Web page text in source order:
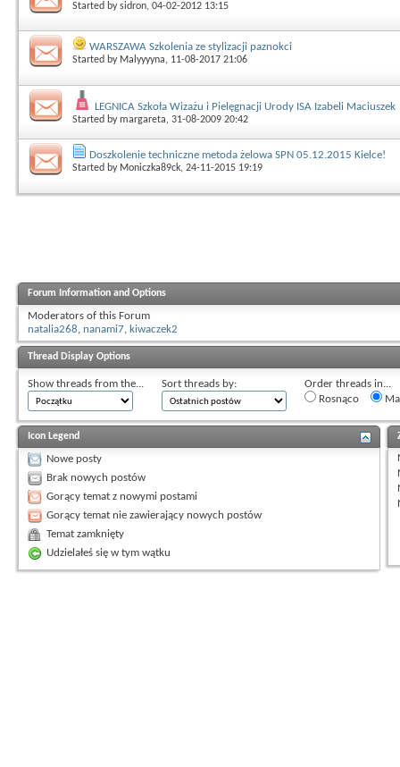
Started bysidron, 04-02-2012 13:15
WARSZAWA Szkolenia ze stylizacji paznokci
Started by Malyyyyna, 11-08-2017 21:06
LEGNICA Szkoła Wizażu i Pielęgnacji Urody ISA Izabeli Maciuszek
Started bymargareta, 31-08-2009 20:42
Doszkolenie techniczne metoda żelowa SPN 05.12.2015 Kielce!
Started by Moniczka89ck, 24-11-2015 19:19
Forum Information and Options
Moderators of this Forum
natalia268, nanami7, kiwaczek2
Thread Display Options
Show threads from the... Sort threads by:
Order threads in...
Rosnąco
Icon Legend
Nowe posty
Brak nowych postów
Gorący temat z nowymi postami
Gorący temat nie zawierający nowych postów
Temat zamknięty
Udzielałeś się w tym wątku